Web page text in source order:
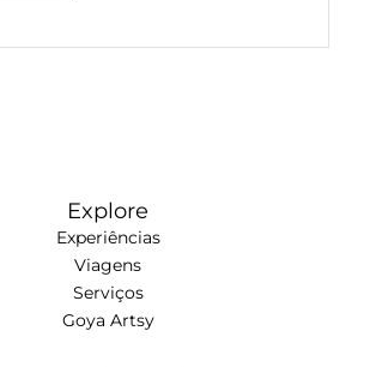
Explore
Experiências
Viagens
Serviços
Goya Artsy